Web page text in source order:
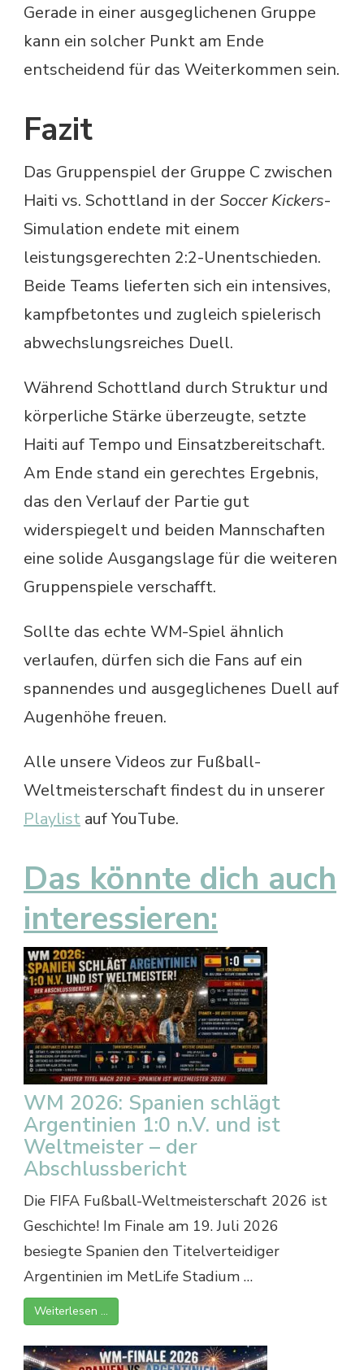
Gerade in einer ausgeglichenen Gruppe
kann ein solcher Punkt am Ende
entscheidend für das Weiterkommen sein.
Fazit
Das Gruppenspiel der Gruppe C zwischen
Haiti vs. Schottland in derSoccer Kickers-
Simulation endete mit einem
leistungsgerechten 2:2-Unentschieden.
Beide Teams lieferten sich ein intensives,
kampfbetontes und zugleich spielerisch
abwechslungsreiches Duell.
Während Schottland durch Struktur und
körperliche Stärke überzeugte, setzte
Haiti auf Tempo und Einsatzbereitschaft.
Am Ende stand ein gerechtes Ergebnis,
das den Verlauf der Partie gut
widerspiegelt und beiden Mannschaften
eine solide Ausgangslage für die weiteren
Gruppenspiele verschafft.
Sollte das echte WM-Spiel ähnlich
verlaufen, dürfen sich die Fans auf ein
spannendes und ausgeglichenes Duell auf
Augenhöhe freuen.
Alle unsere Videos zur Fußball-
Weltmeisterschaft findest du in unserer
Playlist auf YouTube.
Das könnte dich auch
interessieren:
WM 2026: Spanien schlägt
Argentinien 1:0 n.V. und ist
Weltmeister – der
Abschlussbericht
Die FIFA Fußball-Weltmeisterschaft 2026 ist
Geschichte! Im Finale am 19. Juli 2026
besiegte Spanien den Titelverteidiger
Argentinien im MetLife Stadium …
Weiterlesen …